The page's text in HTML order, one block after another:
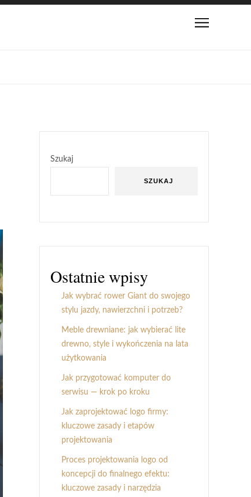
Szukaj
SZUKAJ
Ostatnie wpisy
Jak wybrać rower Giant do swojego
stylu jazdy, nawierzchni i potrzeb?
Meble drewniane: jak wybierać lite
drewno, style i wykończenia na lata
użytkowania
Jak przygotować komputer do
serwisu — krok po kroku
Jak zaprojektować logo firmy:
kluczowe zasady i etapów
projektowania
Proces projektowania logo od
koncepcji do finalnego efektu:
kluczowe zasady i narzędzia